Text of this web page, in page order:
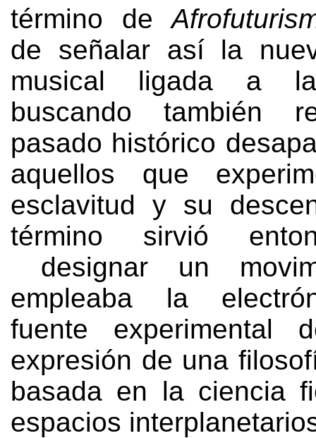
término de
de señalar así la
musical ligada a
buscando también
pasado histórico
aquellos que
esclavitud y su
término sirvió
designar un
empleaba la
fuente experimental
expresión de una
basada en la ciencia
espacios